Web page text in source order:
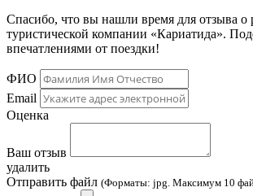
Спасибо, что вы нашли время для отзыва о
туристической компании «Кариатида».
впечатлениями от поездки!
ФИО
Email
Оценка
Ваш отзыв
удалить
Отправить файл (Форматы: jpg. Максимум 10